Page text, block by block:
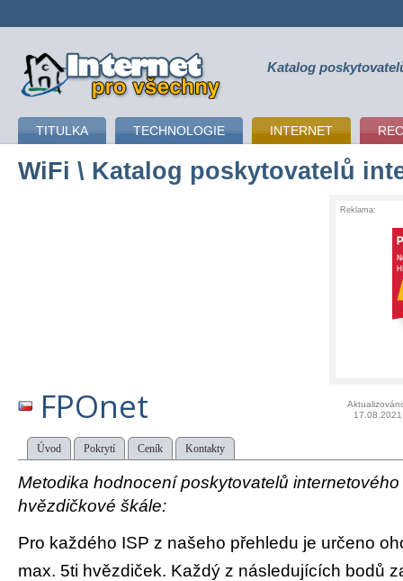
připojení k internetu Katalog
TITULKA TECHNOLOGIE INTERNET
WiFi \ Katalog poskytovatelů
Reklama:
FPOnet
17.08.2021
Úvod Pokrytí Ceník Kontakty
Metodika hodnocení poskytovatelů
hvězdičkové škále:
Pro každého ISP z našeho přehledu je určeno
max. 5ti hvězdiček. Každý z následujících bodů